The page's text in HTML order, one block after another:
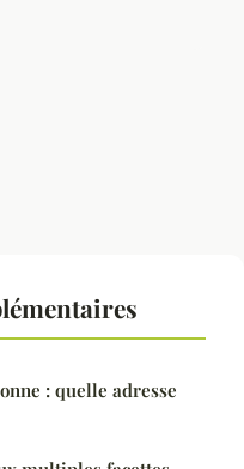
: quelle adresse